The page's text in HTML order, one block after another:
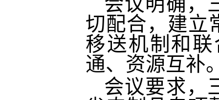
切配合，建立
移送机制和
通、资源互补
会议要求，